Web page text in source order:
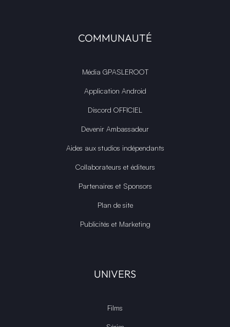
COMMUNAUTÉ
Média GPASLEROOT
Application Android
Discord OFFICIEL
Devenir Ambassadeur
Aides aux studios indépendants
Collaborateurs et éditeurs
Partenaires et Sponsors
Plan de site
Publicités et Marketing
UNIVERS
Films